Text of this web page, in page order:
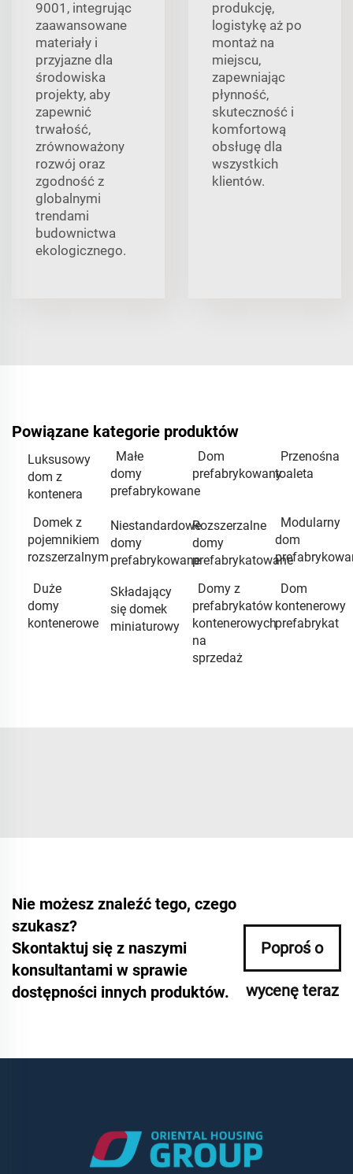
9001, integrując
zaawansowane
materiały i
przyjazne dla
środowiska
projekty, aby
zapewnić
trwałość,
zrównoważony
rozwój oraz
zgodność z
globalnymi
trendami
budownictwa
ekologicznego.
produkcję,
logistykę aż po
montaż na
miejscu,
zapewniając
płynność,
skuteczność i
komfortową
obsługę dla
wszystkich
klientów.
Powiązane kategorie produktów
Luksusowy
dom z
kontenera
Małe
domy
prefabrykowane
Dom
prefabrykowany
Przenośna
toaleta
Domek z
pojemnikiem
rozszerzalnym
Niestandardowe
domy
prefabrykowane
Rozszerzalne
domy
prefabrykatowane
Modularny
dom
Duże
domy
kontenerowe
Składający
się domek
miniaturowy
Domy z
prefabrykatów
kontenerowych
na
sprzedaż
Dom
kontenerowy
prefabrykat
Nie możesz znaleźć tego, czego
szukasz?
Skontaktuj się z naszymi
konsultantami w sprawie
dostępności innych produktów.
Poproś o
wycenę teraz